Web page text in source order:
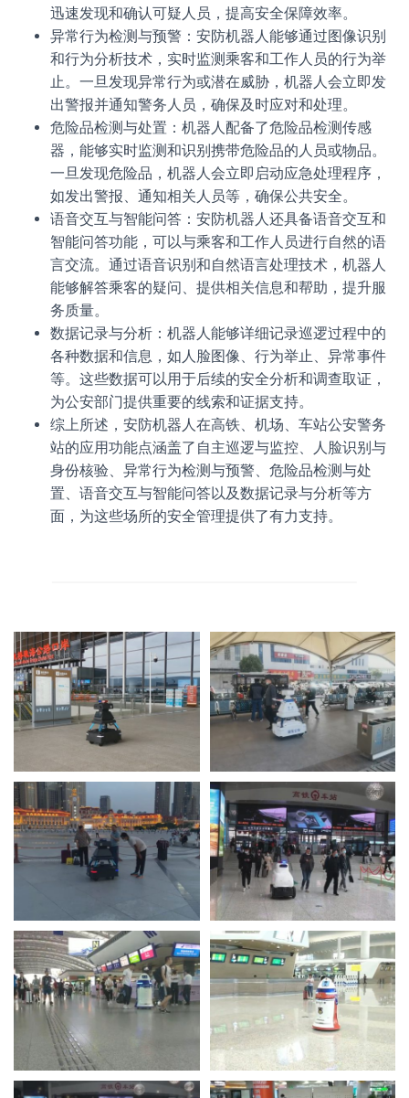
迅速发现和确认可疑人员，提高安全保障效率。
异常行为检测与预警：安防机器人能够通过图像识别
和行为分析技术，实时监测乘客和工作人员的行为举
止。一旦发现异常行为或潜在威胁，机器人会立即发
出警报并通知警务人员，确保及时应对和处理。
危险品检测与处置：机器人配备了危险品检测传感
器，能够实时监测和识别携带危险品的人员或物品。
一旦发现危险品，机器人会立即启动应急处理程序，
如发出警报、通知相关人员等，确保公共安全。
语音交互与智能问答：安防机器人还具备语音交互和
智能问答功能，可以与乘客和工作人员进行自然的语
言交流。通过语音识别和自然语言处理技术，机器人
能够解答乘客的疑问、提供相关信息和帮助，提升服
务质量。
数据记录与分析：机器人能够详细记录巡逻过程中的
各种数据和信息，如人脸图像、行为举止、异常事件
等。这些数据可以用于后续的安全分析和调查取证，
为公安部门提供重要的线索和证据支持。
综上所述，安防机器人在高铁、机场、车站公安警务
站的应用功能点涵盖了自主巡逻与监控、人脸识别与
身份核验、异常行为检测与预警、危险品检测与处
置、语音交互与智能问答以及数据记录与分析等方
面，为这些场所的安全管理提供了有力支持。